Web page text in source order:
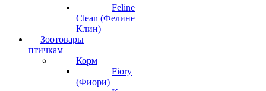
Feline
Clean (Фелине
Клин)
Зоотовары
птичкам
Корм
Fiory
(Фиори)